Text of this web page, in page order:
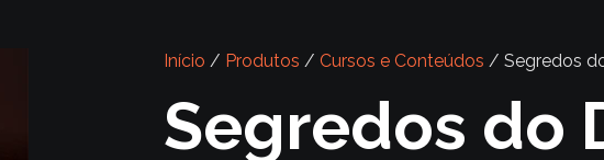
Início / Produtos / Cursos e Conteúdos / Segredos
Segredos do